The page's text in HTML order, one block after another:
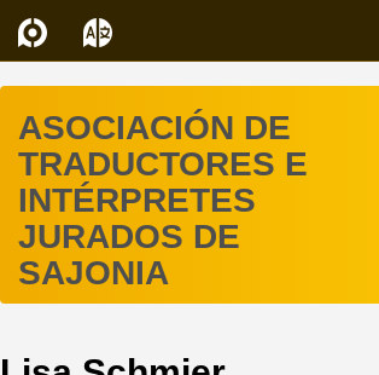
ASOCIACIÓN DE
TRADUCTORES E
INTÉRPRETES
JURADOS DE
SAJONIA